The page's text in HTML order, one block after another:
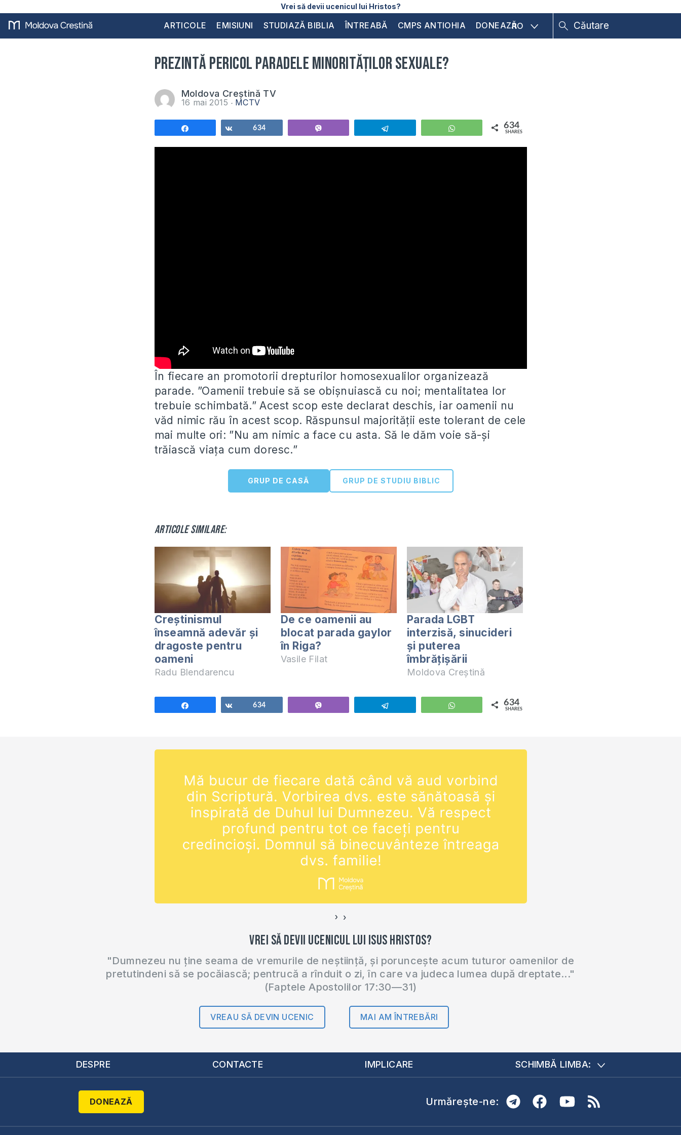
Vrei să devii ucenicul lui Hristos?
ARTICOLE EMISIUNI STUDIAZĂ BIBLIA ÎNTREABĂ CMPS ANTIOHIA DONEAZĂRO
Prezintă pericol paradele minorităților sexuale?
Moldova Creștină TV
16 mai 2015 MCTV
Share634 WhatsApp 634
SHARES
În fiecare an promotorii drepturilor homosexualilor organizează
parade. ”Oamenii trebuie să se obișnuiască cu noi; mentalitatea lor
trebuie schimbată.” Acest scop este declarat deschis, iar oamenii nu
văd nimic rău în acest scop. Răspunsul majorității este tolerant de cele
mai multe ori: ”Nu am nimic a face cu asta. Să le dăm voie să-și
trăiască viața cum doresc.”
GRUP DE CASĂ GRUP DE STUDIU BIBLIC
Articole similare:
Creștinismul
înseamnă adevăr și
dragoste pentru
oameni
Radu Blendarencu
De ce oamenii au
blocat parada gaylor
în Riga?
Vasile Filat
Parada LGBT
interzisă, sinucideri
și puterea
îmbrățișării
Moldova Creștină
Share634 WhatsApp 634
SHARES
‹ ›
Vrei să devii ucenicul lui Isus Hristos?
"Dumnezeu nu ține seama de vremurile de neștiință, și poruncește acum tuturor oamenilor de
pretutindeni să se pocăiască; pentrucă a rînduit o zi, în care va judeca lumea după dreptate..."
(Faptele Apostolilor 17:30—31)
VREAU SĂ DEVIN UCENIC MAI AM ÎNTREBĂRI
DESPRE CONTACTE IMPLICARE SCHIMBĂ LIMBA:
DONEAZĂ Urmărește-ne: